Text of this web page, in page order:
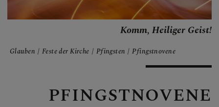
Gottesdienste
Pfarren
Personen
Komm, Heiliger Geist!
Glauben Feste der Kirche Pfingsten Pfingstnovene
PFINGSTNOVENE